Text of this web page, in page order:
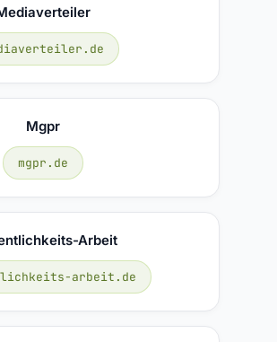
Mgpr
mgpr.de
Arbeit
arbeit.de